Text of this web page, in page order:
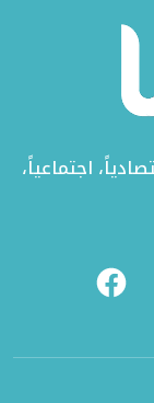
اجتماعياً،